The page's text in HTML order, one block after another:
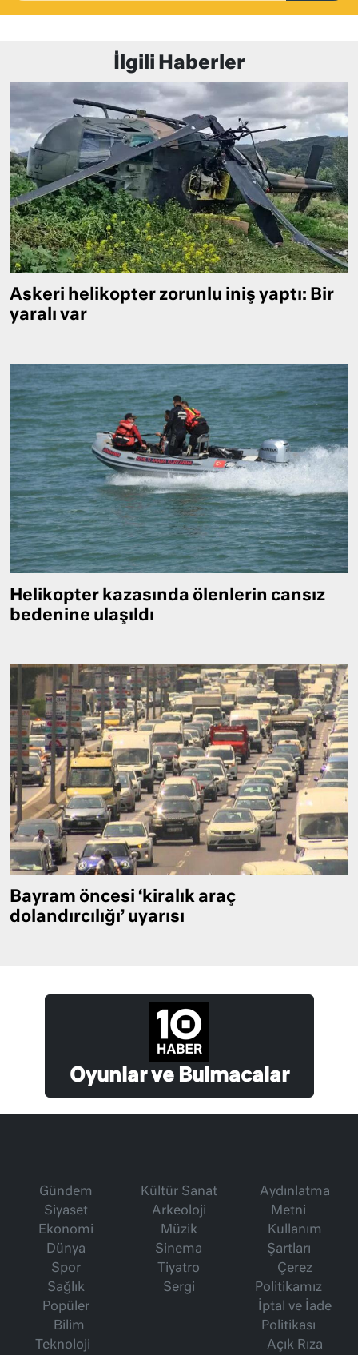
İlgili Haberler
Askeri helikopter zorunlu iniş yaptı: Bir
yaralı var
Helikopter kazasında ölenlerin cansız
bedenine ulaşıldı
Bayram öncesi ‘kiralık araç
dolandırcılığı’ uyarısı
Oyunlar ve Bulmacalar
Gündem
Siyaset
Ekonomi
Dünya
Spor
Sağlık
Popüler
Bilim
Teknoloji
Kültür Sanat
Arkeoloji
Müzik
Sinema
Tiyatro
Sergi
Aydınlatma
Metni
Kullanım
Şartları
Çerez
Politikamız
İptal ve İade
Politikası
Açık Rıza